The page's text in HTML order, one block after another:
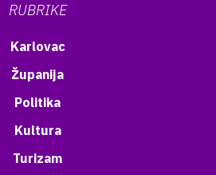
RUBRIKE
Karlovac
Županija
Politika
Kultura
Turizam